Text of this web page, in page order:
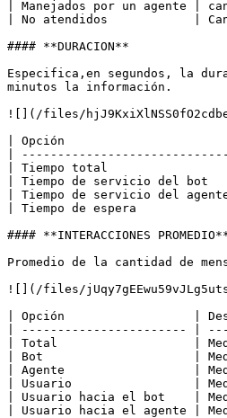
| Manejados por un
| No atendidos            |
#### **DURACION**
Especifica,en segundos, la
minutos la información.
![](/files/
| Opción
|
| Tiempo total                  |
| Tiempo de servicio del bot
| Tiempo de servicio del
| Tiempo de espera
#### **INTERACCIONES
Promedio de la cantidad de
![](/files/
| Opción                  |
| ----------------------- |
| Total                   | Media
| Bot                     | Media
| Agente                  | Media
| Usuario                 |
| Usuario hacia el bot    |
| Usuario hacia el agente |